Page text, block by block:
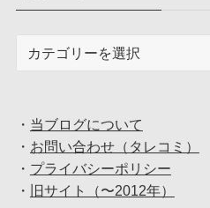
・ 当ブログについて
・ お問い合わせ（タレコミ）
・ プライバシーポリシー
・
旧サイト（〜2012年）